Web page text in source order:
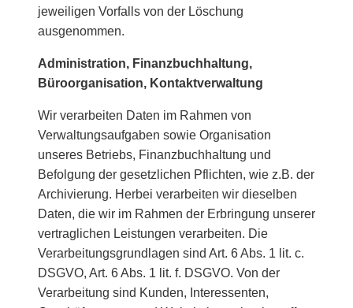
jeweiligen Vorfalls von der Löschung
ausgenommen.
Administration, Finanzbuchhaltung,
Büroorganisation, Kontaktverwaltung
Wir verarbeiten Daten im Rahmen von
Verwaltungsaufgaben sowie Organisation
unseres Betriebs, Finanzbuchhaltung und
Befolgung der gesetzlichen Pflichten, wie z.B. der
Archivierung. Herbei verarbeiten wir dieselben
Daten, die wir im Rahmen der Erbringung unserer
vertraglichen Leistungen verarbeiten. Die
Verarbeitungsgrundlagen sind Art. 6 Abs. 1 lit. c.
DSGVO, Art. 6 Abs. 1 lit. f. DSGVO. Von der
Verarbeitung sind Kunden, Interessenten,